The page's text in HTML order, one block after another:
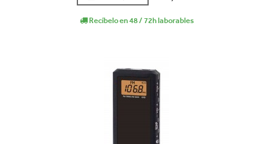
Recíbelo en 48 / 72h laborables